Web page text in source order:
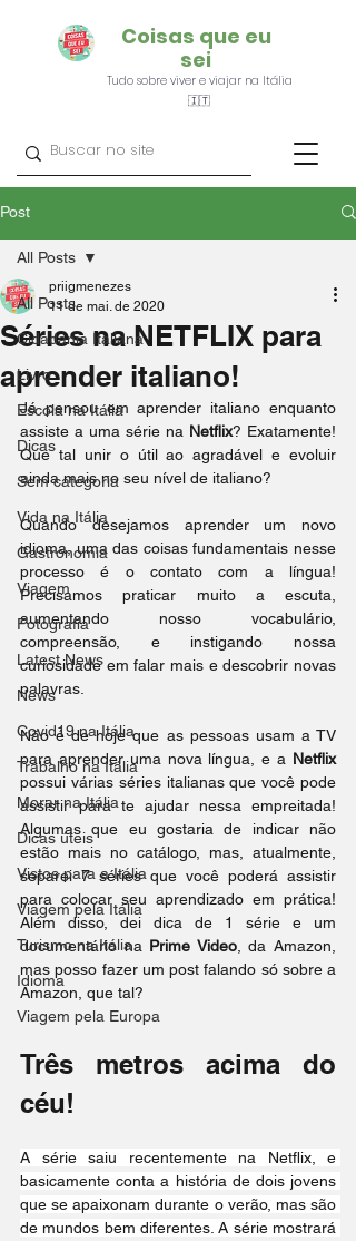
Coisas que eu
sei
Tudo sobre viver e viajar na Itália
🇮🇹
Post
All Posts
Cidadania Italiana
Livro
Escola na Itália
Dicas
Sem categoria
Vida na Itália
Gastronomia
Viagem
Fotografia
Latest News
News
Covid19 na Itália
Trabalho na Itália
Morar na Itália
Dicas úteis
Vistos para a Itália
Viagem pela Itália
Turismo na Itália
Idioma
Viagem pela Europa
All Posts
Séries na NETFLIX para
aprender italiano!
priigmenezes
11 de mai. de 2020
Já pensou em aprender italiano enquanto
assiste a uma série na Netflix? Exatamente!
Que tal unir o útil ao agradável e evoluir
ainda mais no seu nível de italiano?
Quando desejamos aprender um novo
idioma, uma das coisas fundamentais nesse
processo é o contato com a língua!
Precisamos praticar muito a escuta,
aumentando nosso vocabulário,
compreensão, e instigando nossa
curiosidade em falar mais e descobrir novas
palavras.
Não é de hoje que as pessoas usam a TV
para aprender uma nova língua, e a Netflix
possui várias séries italianas que você pode
assistir para te ajudar nessa empreitada!
Algumas que eu gostaria de indicar não
estão mais no catálogo, mas, atualmente,
separei 7 séries que você poderá assistir
para colocar seu aprendizado em prática!
Além disso, dei dica de 1 série e um
documentário na Prime Video, da Amazon,
mas posso fazer um post falando só sobre a
Amazon, que tal?
Três metros acima do
céu!
A série saiu recentemente na Netflix, e
basicamente conta a história de dois jovens
que se apaixonam durante o verão, mas são
de mundos bem diferentes. A série mostrará